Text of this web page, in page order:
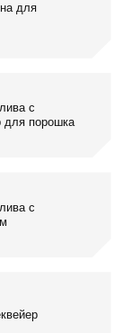
для
с
для порошка
с